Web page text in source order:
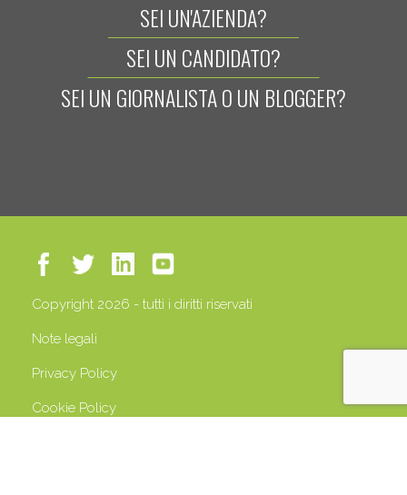
SEI UN'AZIENDA?
SEI UN CANDIDATO?
SEI UN GIORNALISTA O UN BLOGGER?
Copyright 2026 - tutti i diritti riservati
Note legali
Privacy Policy
Cookie Policy